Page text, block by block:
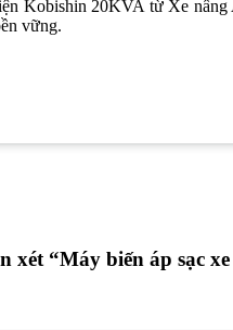
Kobishin 20KVA từ Xe
vững.
xét “Máy biến áp sạc